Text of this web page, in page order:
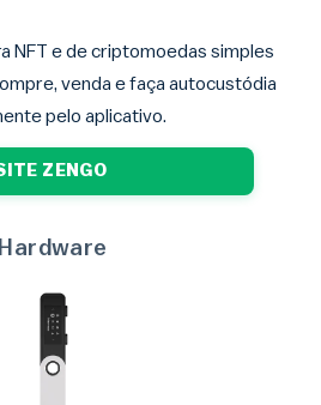
NFT e de criptomoedas simples
venda e faça autocustódia
pelo aplicativo.
ZENGO
Hardware